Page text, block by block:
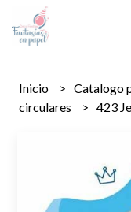
Inicio Catalogo
circulares
423